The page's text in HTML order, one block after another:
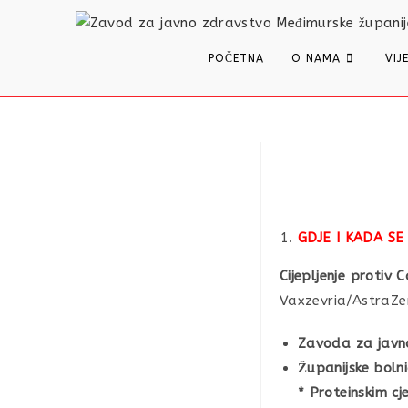
POČETNA O NAMA
GDJE I KADA
Cijepljenje protiv
Vaxzevria/
Zavoda za
Županijske
* Proteinskim